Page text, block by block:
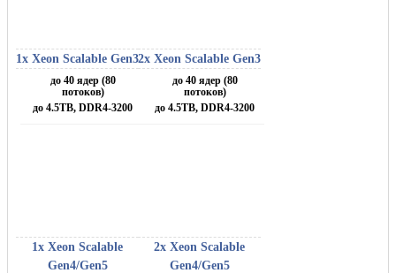
1x Xeon Scalable Gen3
до 40 ядер (80
потоков)
до 4.5TB, DDR4-3200
2x Xeon Scalable Gen3
до 40 ядер (80
потоков)
до 4.5TB, DDR4-3200
1x Xeon Scalable
Gen4/Gen5
2x Xeon Scalable
Gen4/Gen5